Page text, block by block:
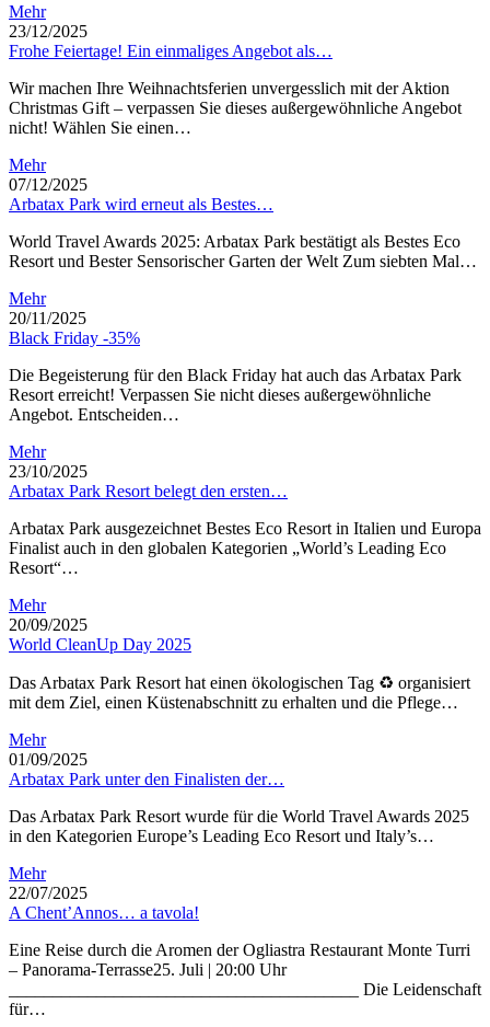
Mehr
23/12/2025
Frohe Feiertage! Ein einmaliges Angebot als…
Wir machen Ihre Weihnachtsferien unvergesslich mit der Aktion
Christmas Gift – verpassen Sie dieses außergewöhnliche Angebot
nicht! Wählen Sie einen…
Mehr
07/12/2025
Arbatax Park wird erneut als Bestes…
World Travel Awards 2025: Arbatax Park bestätigt als Bestes Eco
Resort und Bester Sensorischer Garten der Welt Zum siebten Mal…
Mehr
20/11/2025
Black Friday -35%
Die Begeisterung für den Black Friday hat auch das Arbatax Park
Resort erreicht! Verpassen Sie nicht dieses außergewöhnliche
Angebot. Entscheiden…
Mehr
23/10/2025
Arbatax Park Resort belegt den ersten…
Arbatax Park ausgezeichnet Bestes Eco Resort in Italien und Europa
Finalist auch in den globalen Kategorien „World’s Leading Eco
Resort“…
Mehr
20/09/2025
World CleanUp Day 2025
Das Arbatax Park Resort hat einen ökologischen Tag ♻ organisiert
mit dem Ziel, einen Küstenabschnitt zu erhalten und die Pflege…
Mehr
01/09/2025
Arbatax Park unter den Finalisten der…
Das Arbatax Park Resort wurde für die World Travel Awards 2025
in den Kategorien Europe’s Leading Eco Resort und Italy’s…
Mehr
22/07/2025
A Chent’Annos… a tavola!
Eine Reise durch die Aromen der Ogliastra Restaurant Monte Turri
– Panorama-Terrasse25. Juli | 20:00 Uhr
________________________________________ Die Leidenschaft
für…